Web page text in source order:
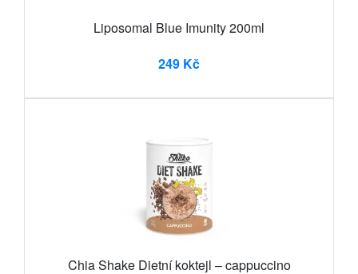
Liposomal Blue Imunity 200ml
249 Kč
Chia Shake Dietní koktejl – cappuccino